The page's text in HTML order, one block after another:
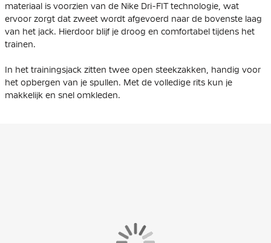
materiaal is voorzien van de Nike Dri-FIT technologie, wat
ervoor zorgt dat zweet wordt afgevoerd naar de bovenste laag
van het jack. Hierdoor blijf je droog en comfortabel tijdens het
trainen.
In het trainingsjack zitten twee open steekzakken, handig voor
het opbergen van je spullen. Met de volledige rits kun je
makkelijk en snel omkleden.